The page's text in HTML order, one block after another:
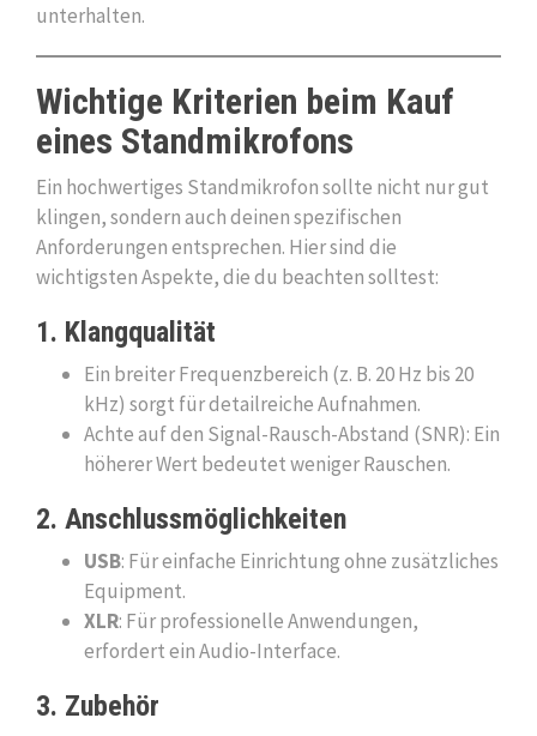
unterhalten.
Wichtige Kriterien beim Kauf
eines Standmikrofons
Ein hochwertiges Standmikrofon sollte nicht nur gut
klingen, sondern auch deinen spezifischen
Anforderungen entsprechen. Hier sind die
wichtigsten Aspekte, die du beachten solltest:
1. Klangqualität
Ein breiter Frequenzbereich (z. B. 20 Hz bis 20
kHz) sorgt für detailreiche Aufnahmen.
Achte auf den Signal-Rausch-Abstand (SNR): Ein
höherer Wert bedeutet weniger Rauschen.
2. Anschlussmöglichkeiten
USB: Für einfache Einrichtung ohne zusätzliches
Equipment.
XLR: Für professionelle Anwendungen,
erfordert ein Audio-Interface.
3. Zubehör